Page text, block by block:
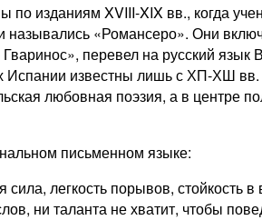
по изданиям XVIII-XIX вв., когда
«Романсеро». Они
перевел на русский язык
Испании известны лишь с ХП-ХШ
любовная поэзия, а в центре
письменном языке:
легкость порывов, стойкость в
ни таланта не хватит, чтобы